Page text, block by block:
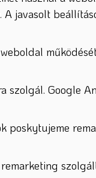
A javasolt
szolgál. Google
poskytujeme